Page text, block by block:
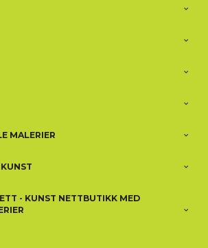
MALERIER
- KUNST NETTBUTIKK MED